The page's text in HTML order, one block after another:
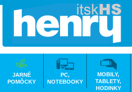
JARNÉ
POMÔCKY
PC,
NOTEBOOKY
MOBILY,
TABLETY,
HODINKY